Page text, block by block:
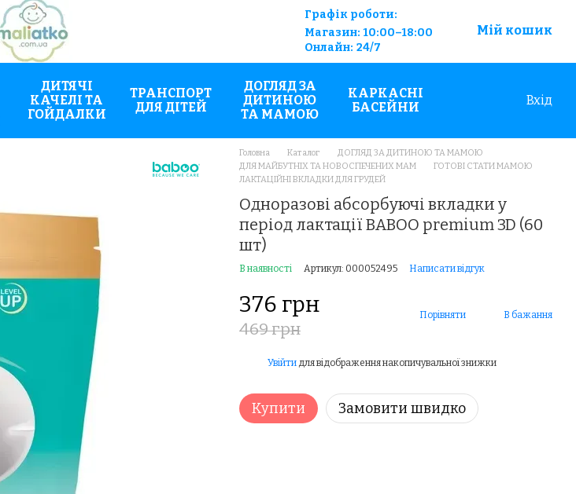
Графік роботи:
Магазин: 10:00–18:00
Онлайн: 24/7
Мій кошик
ДИТЯЧІ
КАЧЕЛІ ТА
ГОЙДАЛКИ
ТРАНСПОРТ
ДЛЯ ДІТЕЙ
ДОГЛЯД ЗА
ДИТИНОЮ
ТА МАМОЮ
КАРКАСНІ
БАСЕЙНИ
Вхід
Головна Каталог
ДОГЛЯД ЗА ДИТИНОЮ ТА МАМОЮ
ДЛЯ МАЙБУТНІХ ТА НОВОСПЕЧЕНИХ МАМ
ГОТOBI CTATИ МАМОЮ
ЛАКТАЦІЙНІ ВКЛАДКИ ДЛЯ ГРУДЕЙ
Одноразові абсорбуючі вкладки у
період лактації BABOO premium 3D (60
шт)
В наявності Артикул: 000052495 Написати відгук
376 грн
469 грн
Порівняти В бажання
Увійти для відображення накопичувальної знижки
Купити Замовити швидко